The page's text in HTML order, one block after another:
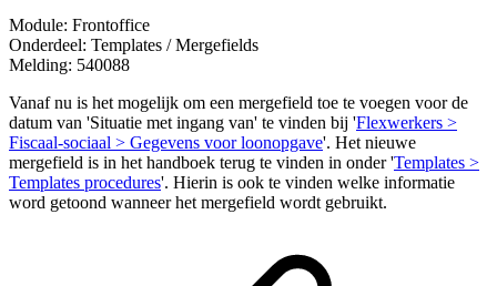
Module: Frontoffice
Onderdeel: Templates / Mergefields
Melding: 540088
Vanaf nu is het mogelijk om een mergefield toe te voegen voor de
datum van 'Situatie met ingang van' te vinden bij 'Flexwerkers >
Fiscaal-sociaal > Gegevens voor loonopgave'. Het nieuwe
mergefield is in het handboek terug te vinden in onder 'Templates >
Templates procedures'. Hierin is ook te vinden welke informatie
word getoond wanneer het mergefield wordt gebruikt.